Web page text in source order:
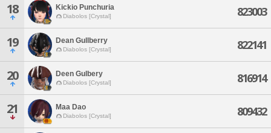
18 Kickio Punchuria
Diabolos [Crystal] 823003
19 Dean Gullberry
Diabolos [Crystal] 822141
20 Deen Gulbery
Diabolos [Crystal] 816914
21 Maa Dao
Diabolos [Crystal] 809432